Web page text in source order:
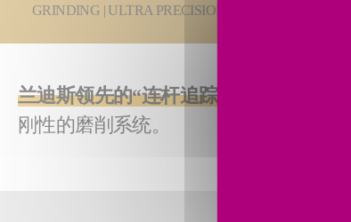
GRINDING | ULTRA PRECISION
兰迪斯领先的“连杆追踪”或随动磨削技术
刚性的磨削系统。